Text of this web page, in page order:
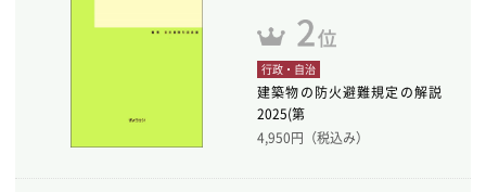
行政・自治
建築物の防火避難規定の解説
2025(第
4,950円（税込み）